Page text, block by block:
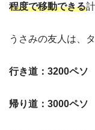
程度で移動できる
うさみの友人は、
行き道：3200ペソ
帰り道：3000ペソ